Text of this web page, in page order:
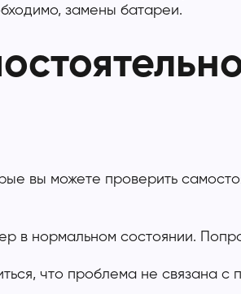
замены батареи.
вы можете проверить
в нормальном состоянии.
что проблема не связана